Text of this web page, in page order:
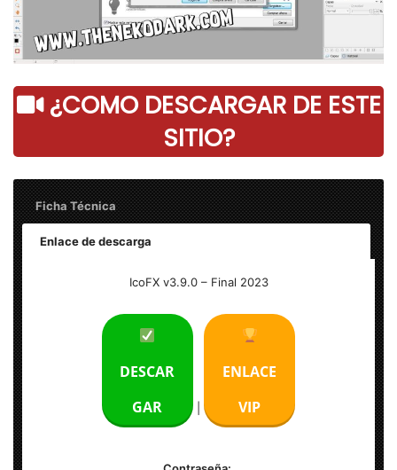
¿COMO DESCARGAR DE ESTE
SITIO?
Ficha Técnica
Enlace de descarga
IcoFX v3.9.0 – Final 2023
DESCAR
GAR
ENLACE
VIP